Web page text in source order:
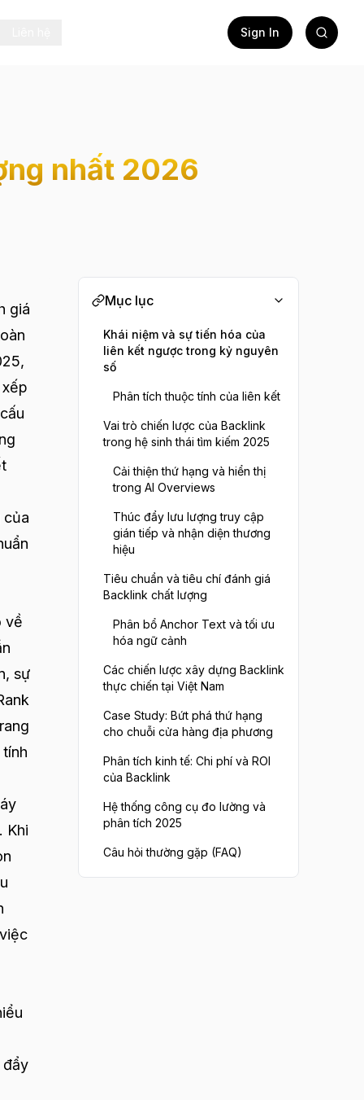
Sign In
nhất 2026
giá
của
về
sự
Khi
đẩy
Mục lục
Khái niệm và sự tiến hóa của
liên kết ngược trong kỷ nguyên
số
Phân tích thuộc tính của liên kết
Vai trò chiến lược của Backlink
trong hệ sinh thái tìm kiếm 2025
Cải thiện thứ hạng và hiển thị
trong AI Overviews
Thúc đẩy lưu lượng truy cập
gián tiếp và nhận diện thương
hiệu
Tiêu chuẩn và tiêu chí đánh giá
Backlink chất lượng
Phân bổ Anchor Text và tối ưu
hóa ngữ cảnh
Các chiến lược xây dựng Backlink
thực chiến tại Việt Nam
Case Study: Bứt phá thứ hạng
cho chuỗi cửa hàng địa phương
Phân tích kinh tế: Chi phí và ROI
của Backlink
Hệ thống công cụ đo lường và
phân tích 2025
Câu hỏi thường gặp (FAQ)